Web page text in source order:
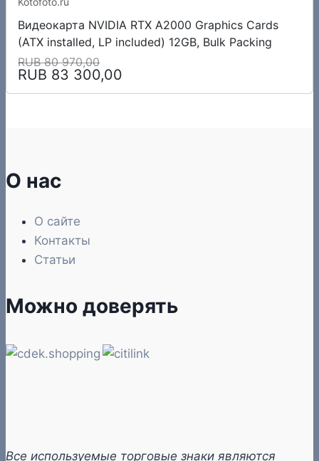
Видеокарта NVIDIA RTX A2000 Graphics Cards
(ATX installed, LP included) 12GB, Bulk Packing
RUB 80 970,00
RUB 83 300,00
О нас
О сайте
Контакты
Статьи
Можно доверять
Все используемые торговые знаки являются